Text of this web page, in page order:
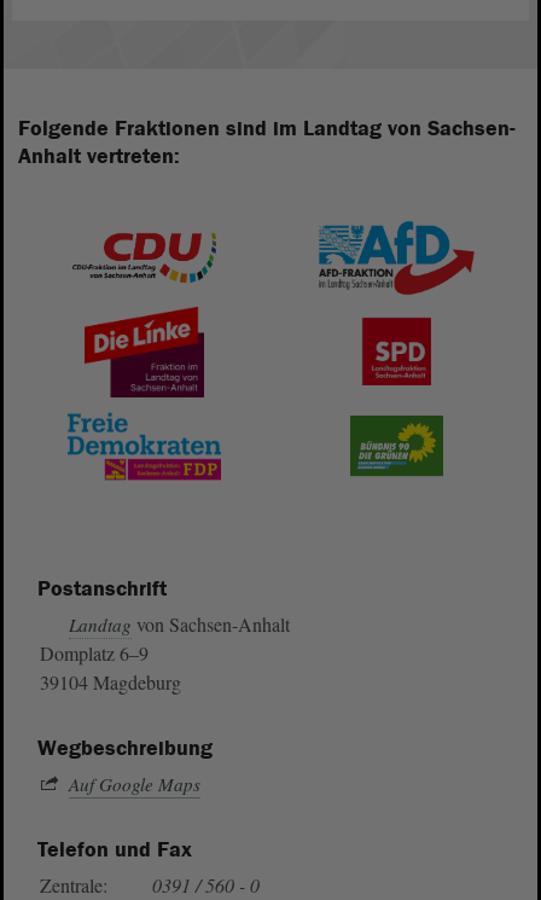
Folgende Fraktionen sind im Landtag von Sachsen-
Anhalt vertreten:
Postanschrift
Landtag von Sachsen-Anhalt
Domplatz 6–9
39104 Magdeburg
Wegbeschreibung
Auf Google Maps
Telefon und Fax
Zentrale:
0391 / 560 - 0